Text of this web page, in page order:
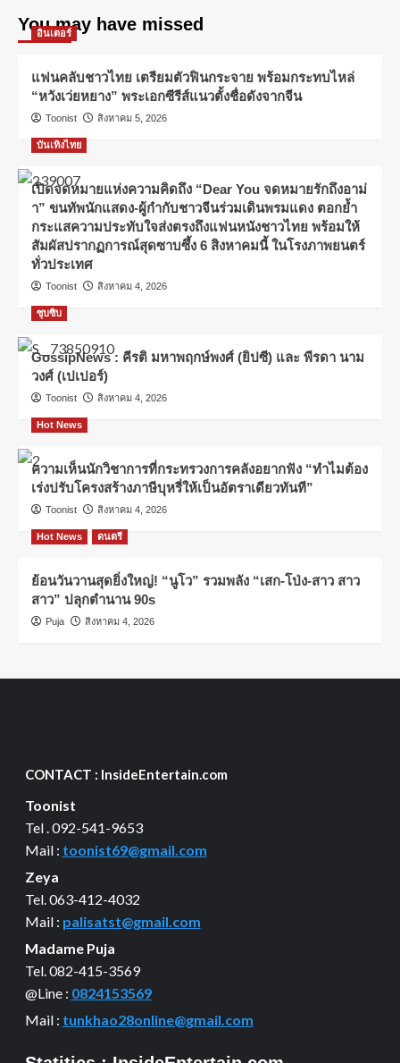
You may have missed
อินเตอร์
แฟนคลับชาวไทย เตรียมตัวฟินกระจาย พร้อมกระทบไหล่
“หวังเว่ยหยาง” พระเอกซีรีส์แนวตั้งชื่อดังจากจีน
Toonist สิงหาคม 5, 2026
บันเทิงไทย
เปิดจดหมายแห่งความคิดถึง “Dear You จดหมายรักถึงอาม่
า” ขนทัพนักแสดง-ผู้กำกับชาวจีนร่วมเดินพรมแดง ตอกย้ำ
กระแสความประทับใจส่งตรงถึงแฟนหนังชาวไทย พร้อมให้
สัมผัสปรากฏการณ์สุดซาบซึ้ง 6 สิงหาคมนี้ ในโรงภาพยนตร์
ทั่วประเทศ
Toonist สิงหาคม 4, 2026
ซุบซิบ
GossipNews : คีรติ มหาพฤกษ์พงศ์ (ยิปซี) และ พีรดา นาม
วงศ์ (เปเปอร์)
Toonist สิงหาคม 4, 2026
Hot News
ความเห็นนักวิชาการที่กระทรวงการคลังอยากฟัง “ทำไมต้อง
เร่งปรับโครงสร้างภาษีบุหรี่ให้เป็นอัตราเดียวทันที”
Toonist สิงหาคม 4, 2026
Hot News ดนตรี
ย้อนวันวานสุดยิ่งใหญ่! “นูโว” รวมพลัง “เสก-โป่ง-สาว สาว
สาว” ปลุกตำนาน 90s
Puja สิงหาคม 4, 2026
CONTACT : InsideEntertain.com
Toonist
Tel . 092-541-9653
Mail : toonist69@gmail.com
Zeya
Tel. 063-412-4032
Mail : palisatst@gmail.com
Madame Puja
Tel. 082-415-3569
@Line : 0824153569
Mail : tunkhao28online@gmail.com